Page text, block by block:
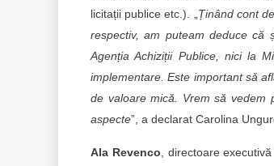
licitații publice etc.). „ Ținând cont
respectiv, am puteam deduce că
Agenția Achiziții Publice, nici la
implementare. Este important să
de valoare mică. Vrem să vedem
aspecte”, a declarat Carolina
Ala Revenco , directoare